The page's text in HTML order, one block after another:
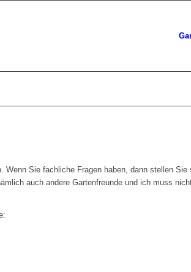
Wenn Sie fachliche Fragen haben, dann stellen
auch andere Gartenfreunde und ich muss